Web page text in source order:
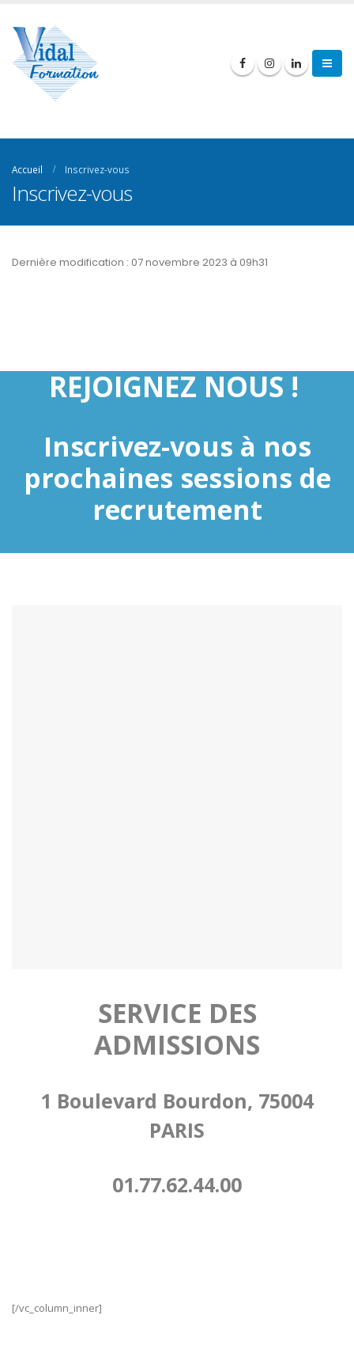
Accueil Inscrivez-vous
Inscrivez-vous
Dernière modification : 07 novembre 2023 à 09h31
REJOIGNEZ NOUS !
Inscrivez-vous à nos
prochaines sessions de
recrutement
SERVICE DES
ADMISSIONS
1 Boulevard Bourdon, 75004
PARIS
01.77.62.44.00
[/vc_column_inner]